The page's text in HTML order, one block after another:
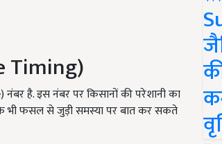
Timing)
है. इस नंबर पर किसानों की परेशानी का
भी फसल से जुड़ी समस्या पर बात कर सकते